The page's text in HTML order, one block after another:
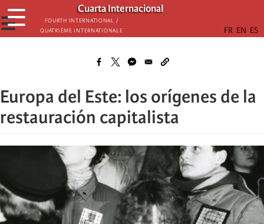
Skip
to
main
Cuarta Internacional
Fourth International /
Quatrième internationale
☰
☰
Europa del Este: los orígenes de la
restauración capitalista